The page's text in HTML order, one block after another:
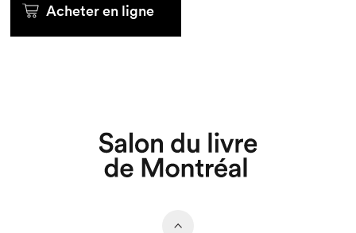
Acheter en ligne